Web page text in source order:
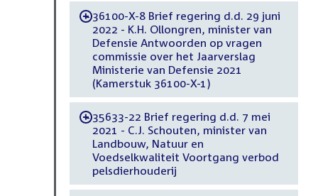
-36100-X-8 Brief regering d.d. 29 juni
2022 - K.H. Ollongren, minister van
Defensie Antwoorden op vragen
commissie over het Jaarverslag
Ministerie van Defensie 2021
(Kamerstuk 36100-X-1)
-35633-22 Brief regering d.d. 7 mei
2021 - C.J. Schouten, minister van
Landbouw, Natuur en
Voedselkwaliteit Voortgang verbod
pelsdierhouderij